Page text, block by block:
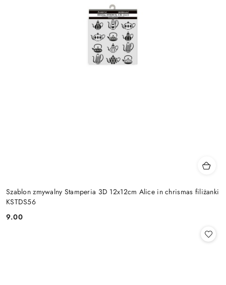
Szablon zmywalny Stamperia 3D 12x12cm Alice in chrismas filiżanki
KSTDS56
Cena:
9.00